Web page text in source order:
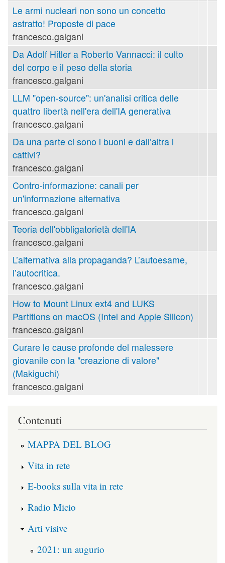
Le armi nucleari non sono un concetto
astratto! Proposte di pace
francesco.galgani
Da Adolf Hitler a Roberto Vannacci: il culto
del corpo e il peso della storia
francesco.galgani
LLM "open-source": un'analisi critica delle
quattro libertà nell'era dell'IA generativa
francesco.galgani
Da una parte ci sono i buoni e dall’altra i
cattivi?
francesco.galgani
Contro-informazione: canali per
un'informazione alternativa
francesco.galgani
Teoria dell'obbligatorietà dell'IA
francesco.galgani
L’alternativa alla propaganda? L’autoesame,
l’autocritica.
francesco.galgani
How to Mount Linux ext4 and LUKS
Partitions on macOS (Intel and Apple Silicon)
francesco.galgani
Curare le cause profonde del malessere
giovanile con la "creazione di valore"
(Makiguchi)
francesco.galgani
Contenuti
MAPPA DEL BLOG
Vita in rete
E-books sulla vita in rete
Radio Micio
Arti visive
2021: un augurio